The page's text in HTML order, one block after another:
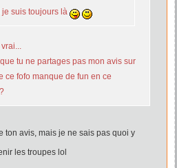
je suis toujours là
tu ne partages pas mon avis sur
ce fofo manque de fun en ce
ton avis, mais je ne sais pas quoi y
les troupes lol